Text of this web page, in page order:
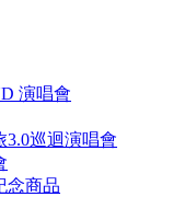
演唱會
3.0巡迴演唱會
念商品